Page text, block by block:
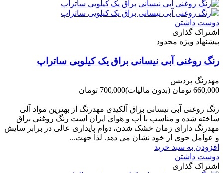
دوست داشتن
اشتراک گذاری
پیشنهاد ویژه محدود
رنگ روغنی آبی نیسانی براق یک کیلویی ساتراپ
مهدرنگ پردیس
660,000 تومان
(بدون مالیات)700,000 تومان
رنگ روغنی آبی نیسانی براق آلکیدی مهدرنگ از بهترین مواد آلی
ساخته شده و مناسب با آب و هوای ایران است رنگ روغنی براق
مهدرنگ دارای زﻣﺎن ﺧﺸﮏ ﺷﺪن، دوام ﭘﺎﯾﺪاری عالی در ﺑﺮاﺑﺮ ﺳﺎﯾﺶ
و ﻋﻮاﻣﻞ ﺟﻮی از ﺧﻮد ﻧﺸﺎن ﻣﯽ دﻫﺪ. ﻟﺬا ﺟﻬﺖ...
افزودن به سبد خرید
دوست داشتن
اشتراک گذاری